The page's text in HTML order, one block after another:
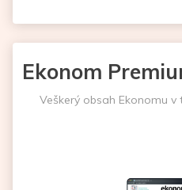
Ekonom
Veškerý obsah Ekonomu